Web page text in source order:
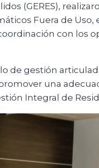
(GERES),
Fuera de
con los
de gestión
una
Integral de